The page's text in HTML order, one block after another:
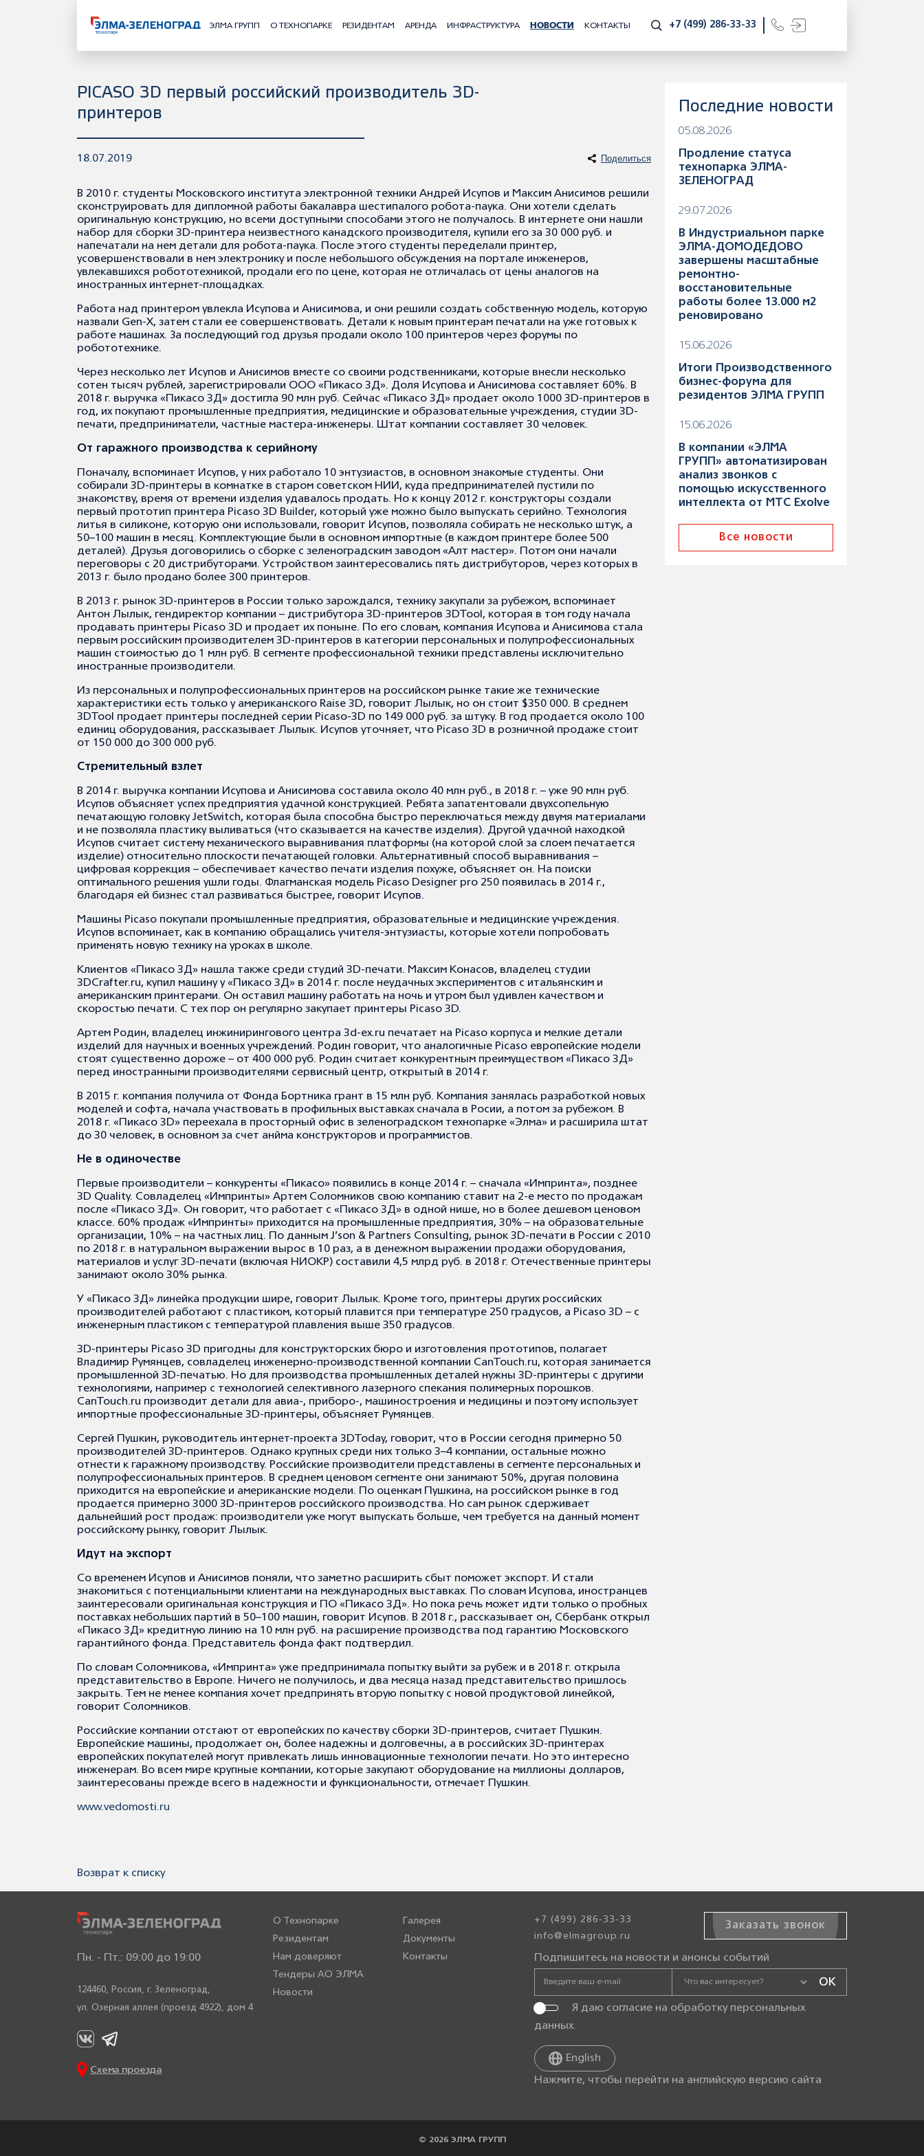
ЭЛМА ГРУПП О ТЕХНОПАРКЕ РЕЗИДЕНТАМ АРЕНДА ИНФРАСТРУКТУРА НОВОСТИ КОНТАКТЫ +7 (499) 286-33-33
PICASO 3D первый российский производитель 3D-
принтеров
18.07.2019 Поделиться
В 2010 г. студенты Московского института электронной техники Андрей Исупов и Максим Анисимов решили
сконструировать для дипломной работы бакалавра шестипалого робота-паука. Они хотели сделать
оригинальную конструкцию, но всеми доступными способами этого не получалось. В интернете они нашли
набор для сборки 3D-принтера неизвестного канадского производителя, купили его за 30 000 руб. и
напечатали на нем детали для робота-паука. После этого студенты переделали принтер,
усовершенствовали в нем электронику и после небольшого обсуждения на портале инженеров,
увлекавшихся робототехникой, продали его по цене, которая не отличалась от цены аналогов на
иностранных интернет-площадках.
Работа над принтером увлекла Исупова и Анисимова, и они решили создать собственную модель, которую
назвали Gen-X, затем стали ее совершенствовать. Детали к новым принтерам печатали на уже готовых к
работе машинах. За последующий год друзья продали около 100 принтеров через форумы по
робототехнике.
Через несколько лет Исупов и Анисимов вместе со своими родственниками, которые внесли несколько
сотен тысяч рублей, зарегистрировали OOO «Пикасо 3Д». Доля Исупова и Анисимова составляет 60%. В
2018 г. выручка «Пикасо 3Д» достигла 90 млн руб. Сейчас «Пикасо 3Д» продает около 1000 3D-принтеров в
год, их покупают промышленные предприятия, медицинские и образовательные учреждения, студии 3D-
печати, предприниматели, частные мастера-инженеры. Штат компании составляет 30 человек.
От гаражного производства к серийному
Поначалу, вспоминает Исупов, у них работало 10 энтузиастов, в основном знакомые студенты. Они
собирали 3D-принтеры в комнатке в старом советском НИИ, куда предпринимателей пустили по
знакомству, время от времени изделия удавалось продать. Но к концу 2012 г. конструкторы создали
первый прототип принтера Picaso 3D Builder, который уже можно было выпускать серийно. Технология
литья в силиконе, которую они использовали, говорит Исупов, позволяла собирать не несколько штук, а
50–100 машин в месяц. Комплектующие были в основном импортные (в каждом принтере более 500
деталей). Друзья договорились о сборке с зеленоградским заводом «Алт мастер». Потом они начали
переговоры с 20 дистрибуторами. Устройством заинтересовались пять дистрибуторов, через которых в
2013 г. было продано более 300 принтеров.
В 2013 г. рынок 3D-принтеров в России только зарождался, технику закупали за рубежом, вспоминает
Антон Лылык, гендиректор компании – дистрибутора 3D-принтеров 3DTool, которая в том году начала
продавать принтеры Picaso 3D и продает их поныне. По его словам, компания Исупова и Анисимова стала
первым российским производителем 3D-принтеров в категории персональных и полупрофессиональных
машин стоимостью до 1 млн руб. В сегменте профессиональной техники представлены исключительно
иностранные производители.
Из персональных и полупрофессиональных принтеров на российском рынке такие же технические
характеристики есть только у американского Raise 3D, говорит Лылык, но он стоит $350 000. В среднем
3DTool продает принтеры последней серии Picaso-3D по 149 000 руб. за штуку. В год продается около 100
единиц оборудования, рассказывает Лылык. Исупов уточняет, что Picaso 3D в розничной продаже стоит
от 150 000 до 300 000 руб.
Стремительный взлет
В 2014 г. выручка компании Исупова и Анисимова составила около 40 млн руб., в 2018 г. – уже 90 млн руб.
Исупов объясняет успех предприятия удачной конструкцией. Ребята запатентовали двухсопельную
печатающую головку JetSwitch, которая была способна быстро переключаться между двумя материалами
и не позволяла пластику выливаться (что сказывается на качестве изделия). Другой удачной находкой
Исупов считает систему механического выравнивания платформы (на которой слой за слоем печатается
изделие) относительно плоскости печатающей головки. Альтернативный способ выравнивания –
цифровая коррекция – обеспечивает качество печати изделия похуже, объясняет он. На поиски
оптимального решения ушли годы. Флагманская модель Picaso Designer pro 250 появилась в 2014 г.,
благодаря ей бизнес стал развиваться быстрее, говорит Исупов.
Машины Picaso покупали промышленные предприятия, образовательные и медицинские учреждения.
Исупов вспоминает, как в компанию обращались учителя-энтузиасты, которые хотели попробовать
применять новую технику на уроках в школе.
Клиентов «Пикасо 3Д» нашла также среди студий 3D-печати. Максим Конасов, владелец студии
3DCrafter.ru, купил машину у «Пикасо 3Д» в 2014 г. после неудачных экспериментов с итальянским и
американским принтерами. Он оставил машину работать на ночь и утром был удивлен качеством и
скоростью печати. С тех пор он регулярно закупает принтеры Picaso 3D.
Артем Родин, владелец инжинирингового центра 3d-ex.ru печатает на Picaso корпуса и мелкие детали
изделий для научных и военных учреждений. Родин говорит, что аналогичные Picaso европейские модели
стоят существенно дороже – от 400 000 руб. Родин считает конкурентным преимуществом «Пикасо 3Д»
перед иностранными производителями сервисный центр, открытый в 2014 г.
В 2015 г. компания получила от Фонда Бортника грант в 15 млн руб. Компания занялась разработкой новых
моделей и софта, начала участвовать в профильных выставках сначала в Росии, а потом за рубежом. В
2018 г. «Пикасо 3D» переехала в просторный офис в зеленоградском технопарке «Элма» и расширила штат
до 30 человек, в основном за счет анйма конструкторов и программистов.
Не в одиночестве
Первые производители – конкуренты «Пикасо» появились в конце 2014 г. – сначала «Импринта», позднее
3D Quality. Совладелец «Импринты» Артем Соломников свою компанию ставит на 2-е место по продажам
после «Пикасо 3Д». Он говорит, что работает с «Пикасо 3Д» в одной нише, но в более дешевом ценовом
классе. 60% продаж «Импринты» приходится на промышленные предприятия, 30% – на образовательные
организации, 10% – на частных лиц. По данным J’son & Partners Consulting, рынок 3D-печати в России с 2010
по 2018 г. в натуральном выражении вырос в 10 раз, а в денежном выражении продажи оборудования,
материалов и услуг 3D-печати (включая НИОКР) составили 4,5 млрд руб. в 2018 г. Отечественные принтеры
занимают около 30% рынка.
У «Пикасо 3Д» линейка продукции шире, говорит Лылык. Кроме того, принтеры других российских
производителей работают с пластиком, который плавится при температуре 250 градусов, а Picaso 3D – с
инженерным пластиком с температурой плавления выше 350 градусов.
3D-принтеры Picaso 3D пригодны для конструкторских бюро и изготовления прототипов, полагает
Владимир Румянцев, совладелец инженерно-производственной компании CanTouch.ru, которая занимается
промышленной 3D-печатью. Но для производства промышленных деталей нужны 3D-принтеры с другими
технологиями, например с технологией селективного лазерного спекания полимерных порошков.
CanTouch.ru производит детали для авиа-, приборо-, машиностроения и медицины и поэтому использует
импортные профессиональные 3D-принтеры, объясняет Румянцев.
Сергей Пушкин, руководитель интернет-проекта 3DToday, говорит, что в России сегодня примерно 50
производителей 3D-принтеров. Однако крупных среди них только 3–4 компании, остальные можно
отнести к гаражному производству. Российские производители представлены в сегменте персональных и
полупрофессиональных принтеров. В среднем ценовом сегменте они занимают 50%, другая половина
приходится на европейские и американские модели. По оценкам Пушкина, на российском рынке в год
продается примерно 3000 3D-принтеров российского производства. Но сам рынок сдерживает
дальнейший рост продаж: производители уже могут выпускать больше, чем требуется на данный момент
российскому рынку, говорит Лылык.
Идут на экспорт
Со временем Исупов и Анисимов поняли, что заметно расширить сбыт поможет экспорт. И стали
знакомиться с потенциальными клиентами на международных выставках. По словам Исупова, иностранцев
заинтересовали оригинальная конструкция и ПО «Пикасо 3Д». Но пока речь может идти только о пробных
поставках небольших партий в 50–100 машин, говорит Исупов. В 2018 г., рассказывает он, Сбербанк открыл
«Пикасо 3Д» кредитную линию на 10 млн руб. на расширение производства под гарантию Московского
гарантийного фонда. Представитель фонда факт подтвердил.
По словам Соломникова, «Импринта» уже предпринимала попытку выйти за рубеж и в 2018 г. открыла
представительство в Европе. Ничего не получилось, и два месяца назад представительство пришлось
закрыть. Тем не менее компания хочет предпринять вторую попытку с новой продуктовой линейкой,
говорит Соломников.
Российские компании отстают от европейских по качеству сборки 3D-принтеров, считает Пушкин.
Европейские машины, продолжает он, более надежны и долговечны, а в российских 3D-принтерах
европейских покупателей могут привлекать лишь инновационные технологии печати. Но это интересно
инженерам. Во всем мире крупные компании, которые закупают оборудование на миллионы долларов,
заинтересованы прежде всего в надежности и функциональности, отмечает Пушкин.
www.vedomosti.ru
Последние новости
05.08.2026
Продление статуса
технопарка ЭЛМА-
ЗЕЛЕНОГРАД
29.07.2026
В Индустриальном парке
ЭЛМА-ДОМОДЕДОВО
завершены масштабные
ремонтно-
восстановительные
работы более 13.000 м2
реновировано
15.06.2026
Итоги Производственного
бизнес-форума для
резидентов ЭЛМА ГРУПП
15.06.2026
В компании «ЭЛМА
ГРУПП» автоматизирован
анализ звонков с
помощью искусственного
интеллекта от МТС Exolve
Все новости
Возврат к списку
Пн. - Пт.: 09:00 до 19:00
124460, Россия, г. Зеленоград,
ул. Озерная аллея (проезд 4922), дом 4
Схема проезда
О Технопарке
Резидентам
Нам доверяют
Тендеры АО ЭЛМА
Новости
Галерея
Документы
Контакты
+7 (499) 286-33-33
info@elmagroup.ru
Заказать звонок
Подпишитесь на новости и анонсы событий
Я даю согласие на обработку персональных
данных.
English
Нажмите, чтобы перейти на английскую версию сайта
© 2026 ЭЛМА ГРУПП